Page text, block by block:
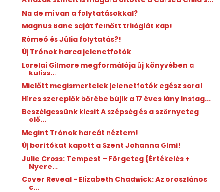
Na de mi van a folytatásokkal?
Magnus Bane saját felnőtt trilógiát kap!
Rómeó és Júlia folytatás?!
Új Trónok harca jelenetfotók
Lorelai Gilmore megformálója új könyvében a
kuliss...
Mielőtt megismertelek jelenetfotók egész sora!
Híres szereplők bőrébe bújik a 17 éves lány Instag...
Beszélgessünk kicsit A szépség és a szörnyeteg
elő...
Megint Trónok harcát néztem!
Új borítókat kapott a Szent Johanna Gimi!
Julie Cross: Tempest – Förgeteg {Értékelés +
Nyere...
Cover Reveal - Elizabeth Chadwick: Az oroszlános
c...